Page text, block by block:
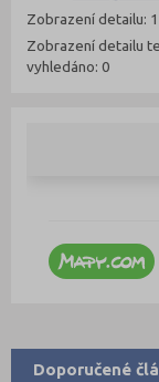
Zobrazení detailu:
Zobrazení detailu
vyhledáno: 0
Doporučené